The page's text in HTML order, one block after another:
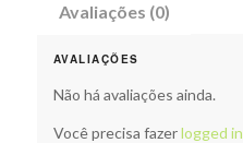
Avaliações (0)
AVALIAÇÕES
Não há avaliações ainda.
Você precisa fazerlogged in